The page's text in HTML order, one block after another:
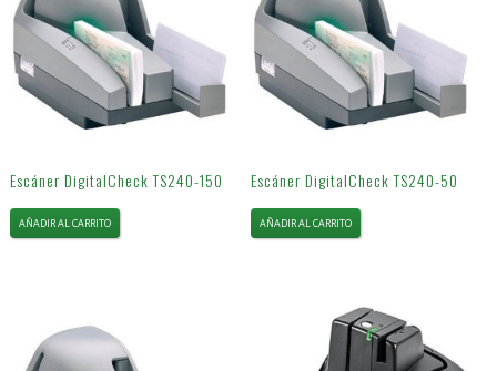
Escáner DigitalCheck TS240-150
AÑADIR AL CARRITO
Escáner DigitalCheck TS240-50
AÑADIR AL CARRITO